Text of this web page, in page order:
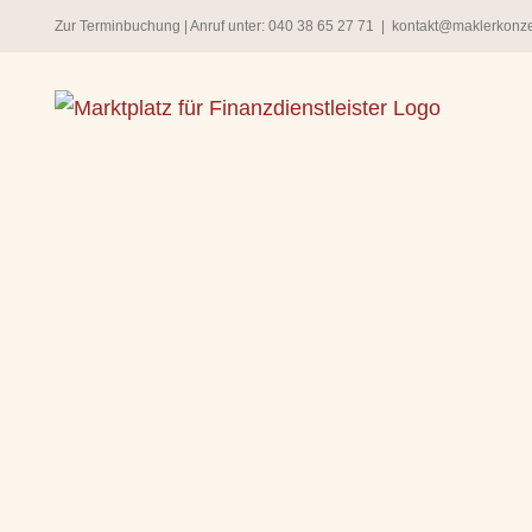
springen
Zur Terminbuchung | Anruf unter: 040 38 65 27 71